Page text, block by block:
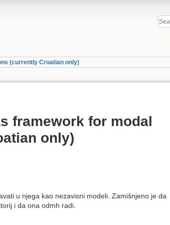
(currently Croatian only)
framework for modal
only)
u njega kao nezavisni modeli. Zamišnjeno je da
i da ona odmh radi.